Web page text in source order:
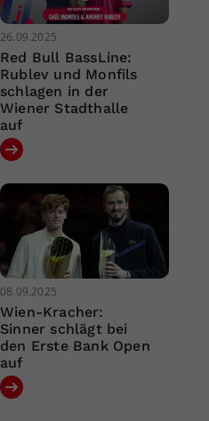
26.09.2025
Red Bull BassLine:
Rublev und Monfils
schlagen in der
Wiener Stadthalle
auf
08.09.2025
Wien-Kracher:
Sinner schlägt bei
den Erste Bank Open
auf